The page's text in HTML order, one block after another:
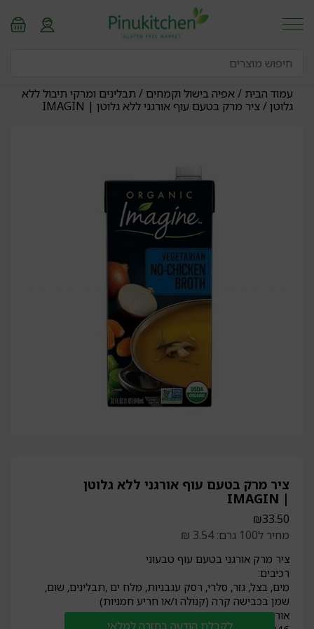
עמוד הבית /אפיה בישול וקמחים / תבלינים ומרקי תיבול ללא
גלוטן/ ציר מרק בטעם עוף אורגני ללא גלוטן | IMAGIN
ציר מרק בטעם עוף אורגני ללא גלוטן
| IMAGIN
₪33.50
מחיר ל100 גרם: 3.54 ₪
ציר מרק אורגני בטעם עוף טבעוני
רכיבים:
מים, בצל, גזר, סלרי, רסק עגבניות, מלח ים ,תבלינים, שום,
שמן בכבישה קרה (קנולה ו/או חריע חמניות)
אורגני
לקבלת הודעה בחזרה למלאי